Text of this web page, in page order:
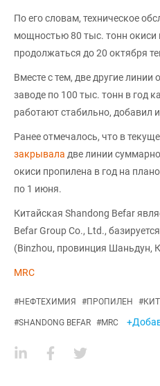
По его словам, техническое
мощностью 80 тыс. тонн окиси
продолжаться до 20 октября
Вместе с тем, две другие
заводе по 100 тыс. тонн в год
работают стабильно, добавил
Ранее отмечалось, что в
закрывала две линии
окиси пропилена в год на
по 1 июня.
Китайская Shandong Befar
Befar Group Co., Ltd.,
(Binzhou, провинция Шаньдун,
MRC
#НЕФТЕХИМИЯ #ПРОПИЛЕН #
#SHANDONG BEFAR #MRC